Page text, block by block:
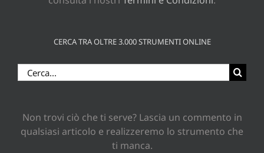
CERCA TRA OLTRE 3.000 STRUMENTI ONLINE
Cerca
per:
Non trovi ciò che ti serve? Lascia un commento in
qualsiasi articolo e realizzeremo lo strumento che
ti manca.